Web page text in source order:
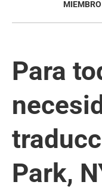
Para
Park,